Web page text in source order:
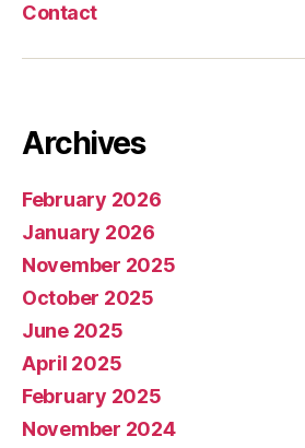
Contact
Archives
February 2026
January 2026
November 2025
October 2025
June 2025
April 2025
February 2025
November 2024